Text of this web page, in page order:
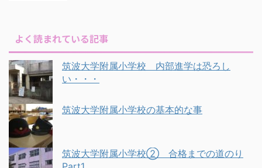
よく読まれている記事
筑波大学附属小学校 内部進学は恐ろし
い・・・
筑波大学附属小学校の基本的な事
筑波大学附属小学校② 合格までの道のり